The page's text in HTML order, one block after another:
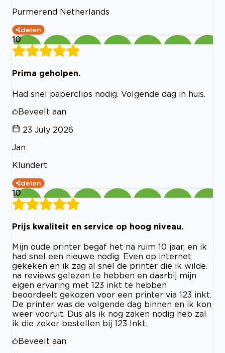
Purmerend Netherlands
delen
10
Prima geholpen.
Had snel paperclips nodig. Volgende dag in huis.
Beveelt aan
23 July 2026
Jan
Klundert
delen
10
Prijs kwaliteit en service op hoog niveau.
Mijn oude printer begaf het na ruim 10 jaar, en ik
had snel een nieuwe nodig. Even op internet
gekeken en ik zag al snel de printer die ik wilde.
na reviews gelezen te hebben en daarbij mijn
eigen ervaring met 123 inkt te hebben
beoordeelt gekozen voor een printer via 123 inkt.
De printer was de volgende dag binnen en ik kon
weer vooruit. Dus als ik nog zaken nodig heb zal
ik die zeker bestellen bij 123 Inkt.
Beveelt aan